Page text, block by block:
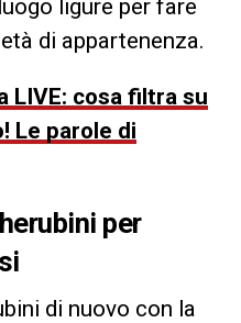
ligure per fare
di appartenenza.
LIVE: cosa filtra su
Le parole di
per
di nuovo con la